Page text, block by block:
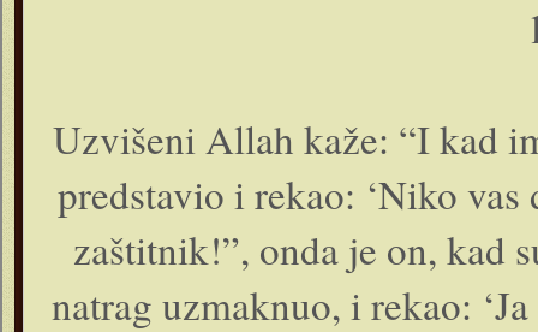
Uzvišeni Allah kaže: “I kad
predstavio i rekao: ‘Niko
zaštitnik!”, onda je on, kad
natrag uzmaknuo, i rekao: